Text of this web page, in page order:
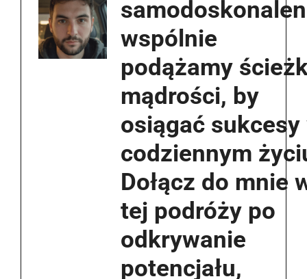
wspólnie
podążamy
mądrości, by
osiągać sukcesy
codziennym
Dołącz do mnie
tej podróży po
odkrywanie
potencjału,